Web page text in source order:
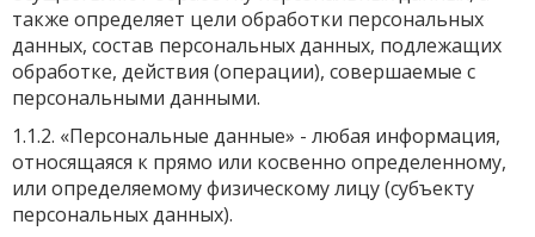
также определяет цели обработки персональных
данных, состав персональных данных, подлежащих
обработке, действия (операции), совершаемые с
персональными данными.
1.1.2. «Персональные данные» - любая информация,
относящаяся к прямо или косвенно определенному,
или определяемому физическому лицу (субъекту
персональных данных).